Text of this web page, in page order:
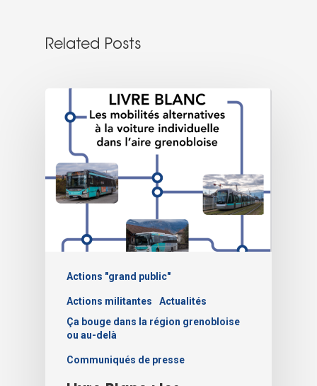
Related Posts
Actions "grand public"
Actions militantes
Actualités
Ça bouge dans la région grenobloise
ou au-delà
Communiqués de presse